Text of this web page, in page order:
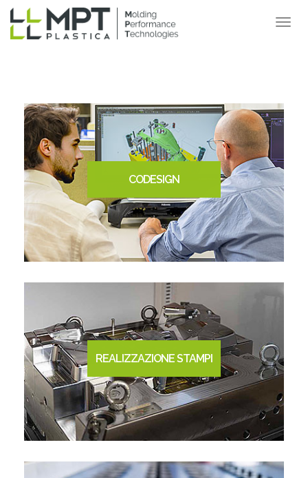
CODESIGN
REALIZZAZIONE STAMPI